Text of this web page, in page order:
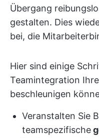
Übergang
gestalten. Dies
bei, die
Hier sind einige
Teamintegration
beschleunigen
Veranstalten Sie
teamspezifische